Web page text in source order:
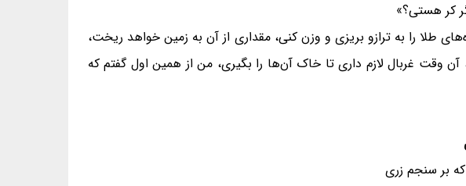
کر هستی؟»
را به ترازو بریزی و وزن کنی، مقداری از آن به زمین خواهد ریخت،
غربال لازم داری تا خاک آن‌ها را بگیری، من از همین اول گفتم که
بر سنجم زری